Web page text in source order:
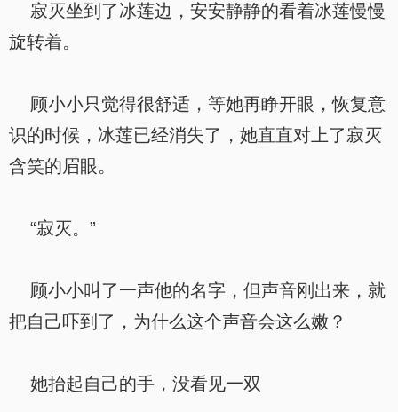
寂灭坐到了冰莲边，安安静静的看着冰莲慢慢
旋转着。
顾小小只觉得很舒适，等她再睁开眼，恢复意
识的时候，冰莲已经消失了，她直直对上了寂灭
含笑的眉眼。
“寂灭。”
顾小小叫了一声他的名字，但声音刚出来，就
把自己吓到了，为什么这个声音会这么嫩？
她抬起自己的手，没看见一双